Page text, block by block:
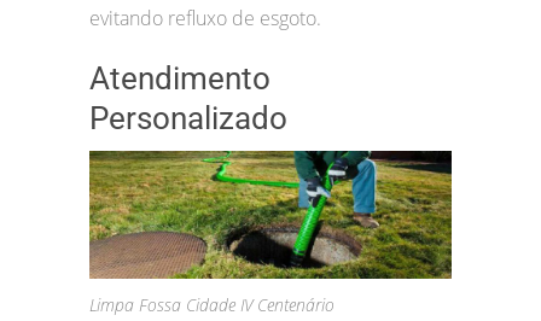
evitando refluxo de esgoto.
Atendimento
Personalizado
Limpa Fossa Cidade IV Centenário